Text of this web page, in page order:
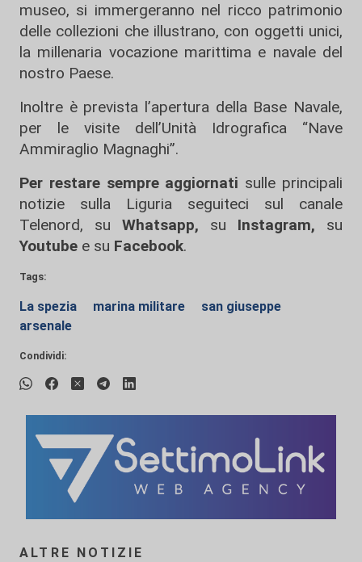
museo, si immergeranno nel ricco patrimonio
delle collezioni che illustrano, con oggetti unici,
la millenaria vocazione marittima e navale del
nostro Paese.
Inoltre è prevista l’apertura della Base Navale,
per le visite dell’Unità Idrografica “Nave
Ammiraglio Magnaghi”.
Per restare sempre aggiornati sulle principali
notizie sulla Liguria seguiteci sul canale
Telenord, su
Whatsapp, su Instagram, su
Youtube e su Facebook.
Tags:
La spezia marina militare
san giuseppe
arsenale
Condividi:
ALTRE NOTIZIE